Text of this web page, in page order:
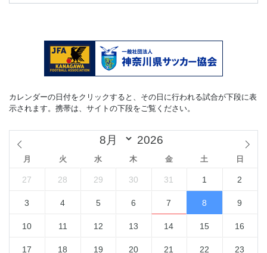
カレンダーの日付をクリックすると、その日に行われる試合が下段に表
示されます。携帯は、サイトの下段をご覧ください。
月 火 水 木 金 土 日
27 28 29 30 31 1 2
3 4 5 6 7 8 9
10 11 12 13 14 15 16
17 18 19 20 21 22 23